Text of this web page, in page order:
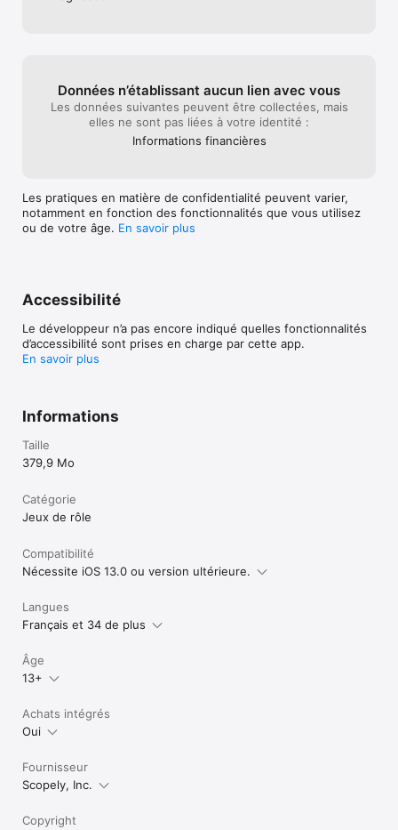
d'une période d'abonnement, au même prix et selon le même
calendrier de paiement sélectionnés. Les offres d'essais
gratuits non utilisées seront perdues à l'achat d'un
abonnement. Vous pouvez gérer les abonnements et annuler
les renouvellements automatiques dans les paramètres du
Conditions d'utilisation : http://scopely.com/tos/
Politique de confidentialité : http://scopely.com/privacy/
Données n’établissant aucun lien avec vous
Les données suivantes peuvent être collectées, mais
elles ne sont pas liées à votre identité :
Informations financières
Les pratiques en matière de confidentialité peuvent varier,
notamment en fonction des fonctionnalités que vous utilisez
ou de votre âge. En savoir plus
Accessibilité
Le développeur n’a pas encore indiqué quelles fonctionnalités
d’accessibilité sont prises en charge par cette app.
En savoir plus
Informations
Taille
379,9 Mo
Catégorie
Jeux de rôle
Compatibilité
Nécessite iOS 13.0 ou version ultérieure.
Langues
Français et 34 de plus
Âge
13+
Achats intégrés
Oui
Fournisseur
Scopely, Inc.
Copyright